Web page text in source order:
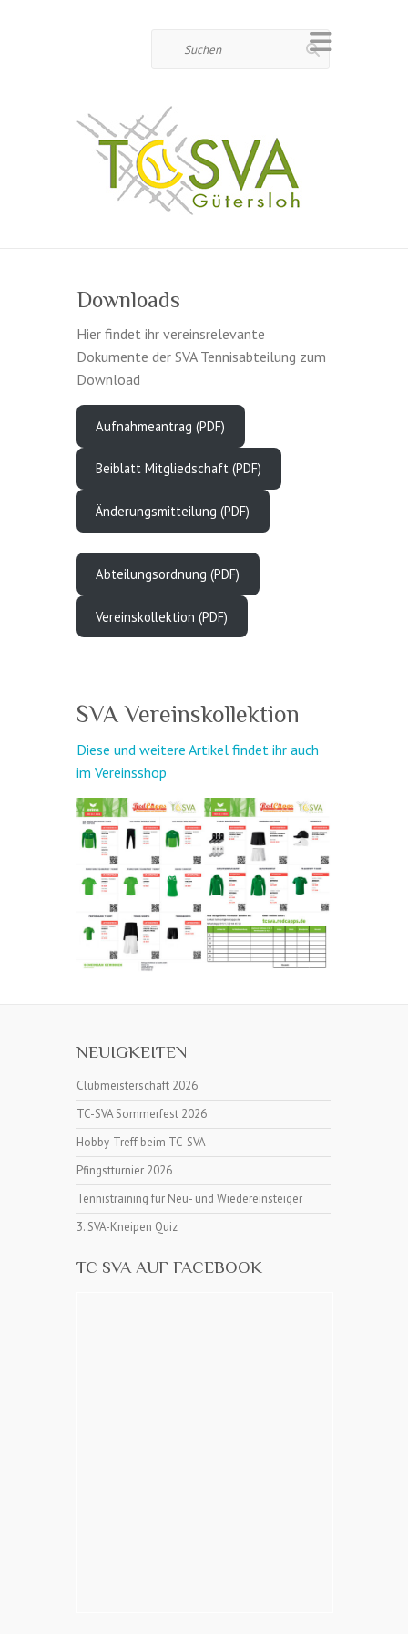
Downloads
Hier findet ihr vereinsrelevante
Dokumente der SVA Tennisabteilung zum
Download
Aufnahmeantrag (PDF)
Beiblatt Mitgliedschaft (PDF)
Änderungsmitteilung (PDF)
Abteilungsordnung (PDF)
Vereinskollektion (PDF)
SVA Vereinskollektion
Diese und weitere Artikel findet ihr auch
im Vereinsshop
NEUIGKEITEN
Clubmeisterschaft 2026
TC-SVA Sommerfest 2026
Hobby-Treff beim TC-SVA
Pfingstturnier 2026
Tennistraining für Neu- und Wiedereinsteiger
3. SVA-Kneipen Quiz
TC SVA AUF FACEBOOK